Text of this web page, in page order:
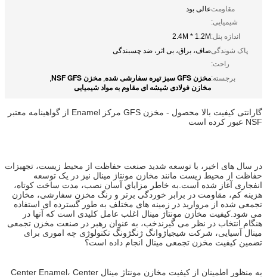
مقاومت
شیمیایی:
عالی بود
اندازه پنل:2.4M * 1.2M
پاک شوندگی
راحت:
صاف، براق، بی اثر، ضد چسبندگی
برجسته:مخزن GFS سبز تیره سفارشی شده , مخزن NSF GFS ,
مخازن فولادی شیشه ای مقاوم به مواد شیمیایی
گارانتی کیفیت بالا محصول - مخزن GFS مرکز Enamel از گواهینامه معتبر
NSF عبور کرده است
در سال های اخیر، با توسعه شدید صنعت حفاظت از محیط زیست، تجهیزات
حفاظت از محیط زیست مانند مخازن مونتاژ مینال نیز در یک توسعه
انفجاری آغاز شده است.به خاطر مزاياي آسان نصب، مدت ساخت کوتاه،
هزینه کم، مقاومت در برابر خوردگی برتر و رنگ مخزن سفارشی، مخازن
تجمعی شده از مروارید در زمینه های مختلف به طور گسترده ای استفاده
می شود.کیفیت مخازن مونتاژ مینال اغلب عامل کلیدی است که آنها در
هنگام انتخاب در نظر می گیرندخب، به عنوان رهبر در صنعت مخزن تجمعی
مینال آسیایی، شرکت شیجیاژوانگ ژنگژونگ تکنولوژی چه اموری برای
تضمین کیفیت مخزن تجمعی مینال انجام داده است؟
به منظور اطمینان از کیفیت مخازن مونتاژ مینال Center Enamel، Center